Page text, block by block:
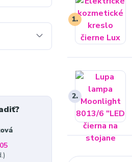
1.
2.